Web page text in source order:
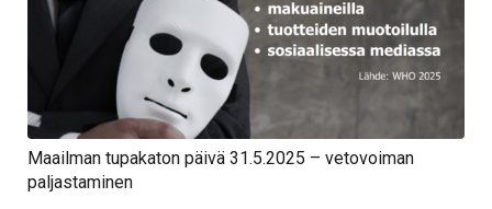
Maailman tupakaton päivä 31.5.2025 – vetovoiman
paljastaminen